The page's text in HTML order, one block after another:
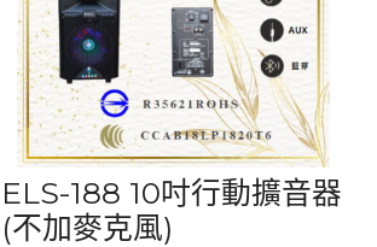
ELS-188 10吋行動擴音器
(不加麥克風)